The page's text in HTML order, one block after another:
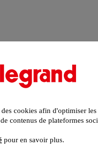
cookies afin d'optimiser
contenus de plateformes
pour en savoir plus.